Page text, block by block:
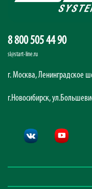
8 800 505 44 90
sl@start-line.ru
г. Москва, Ленинградское
г.Новосибирск,